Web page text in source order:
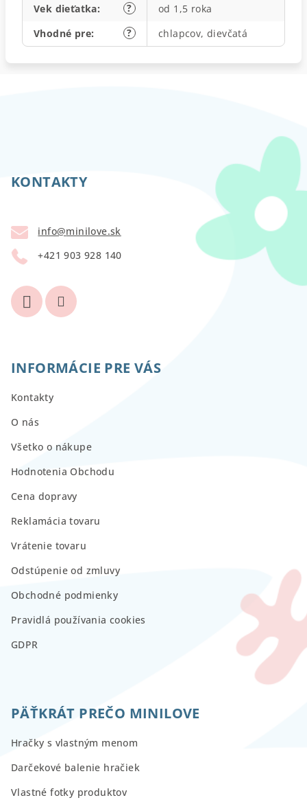
?
Vek dieťatka:
od 1,5 roka
?
Vhodné pre: chlapcov, dievčatá
KONTAKTY
info@minilove.sk
+421 903 928 140
INFORMÁCIE PRE VÁS
Kontakty
O nás
Všetko o nákupe
Hodnotenia Obchodu
Cena dopravy
Reklamácia tovaru
Vrátenie tovaru
Odstúpenie od zmluvy
Obchodné podmienky
Pravidlá používania cookies
GDPR
PÄŤKRÁT PREČO MINILOVE
Hračky s vlastným menom
Darčekové balenie hračiek
Vlastné fotky produktov